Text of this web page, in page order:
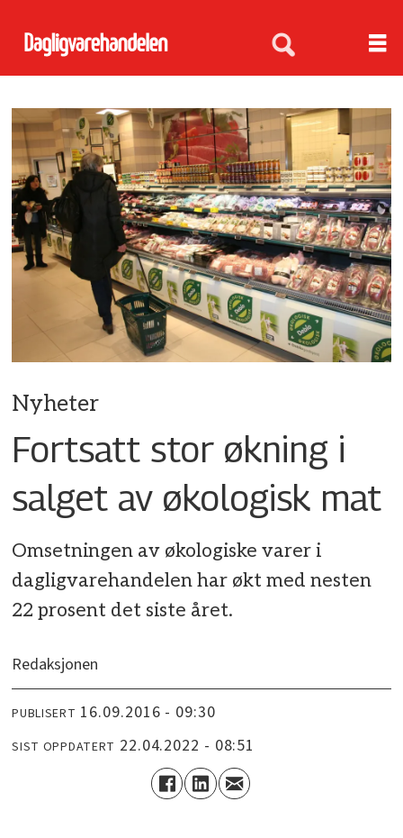
Nyheter
Fortsatt stor økning i
salget av økologisk mat
Omsetningen av økologiske varer i
dagligvarehandelen har økt med nesten
22 prosent det siste året.
Redaksjonen
PUBLISERT 16.09.2016 - 09:30
SIST OPPDATERT 22.04.2022 - 08:51